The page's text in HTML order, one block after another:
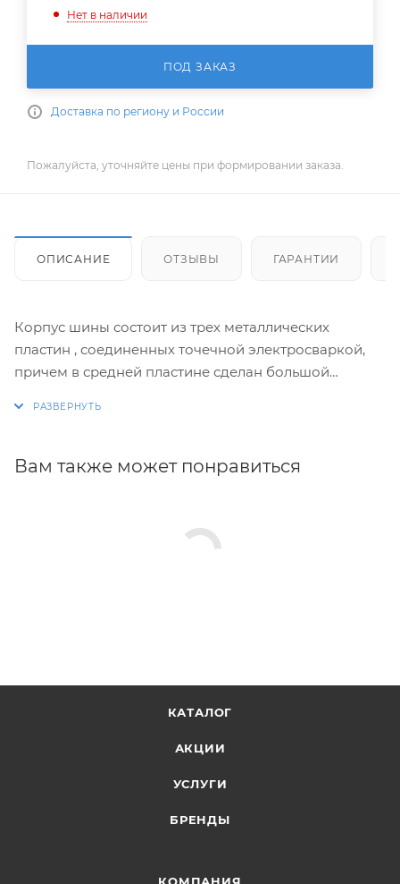
Нет в наличии
ПОД ЗАКАЗ
Доставка по региону и России
Пожалуйста, уточняйте цены при формировании заказа.
ОПИСАНИЕ ОТЗЫВЫ ГАРАНТИИ
Корпус шины состоит из трех металлических
пластин , соединенных точечной электросваркой,
причем в средней пластине сделан большой
качество смазки и увеличение срока службы цепей.
Вам также может понравиться
КАТАЛОГ
АКЦИИ
УСЛУГИ
БРЕНДЫ